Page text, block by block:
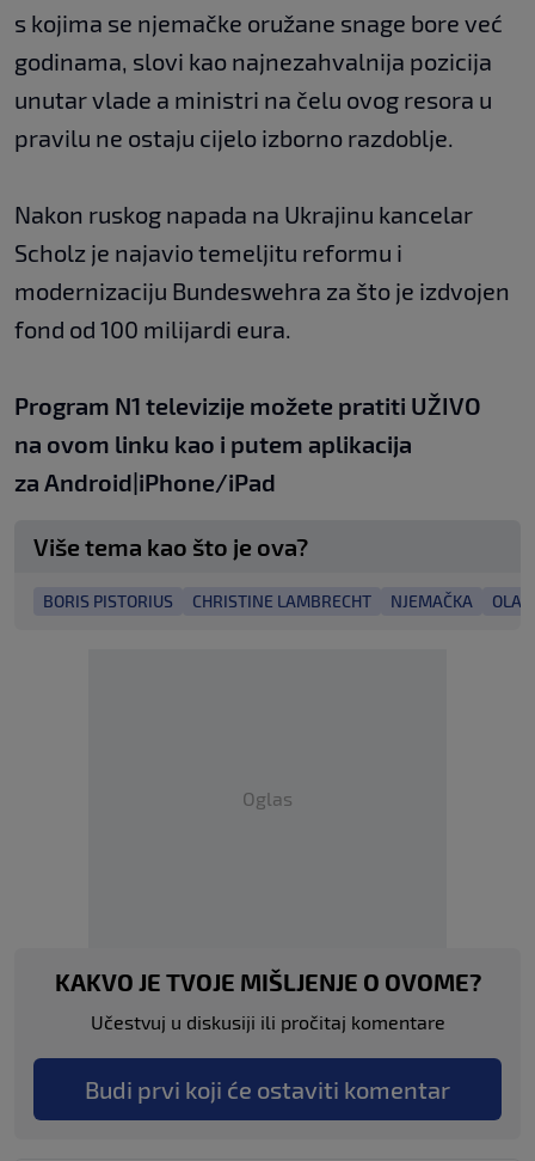
s kojima se njemačke oružane snage bore već
godinama, slovi kao najnezahvalnija pozicija
unutar vlade a ministri na čelu ovog resora u
pravilu ne ostaju cijelo izborno razdoblje.
Nakon ruskog napada na Ukrajinu kancelar
Scholz je najavio temeljitu reformu i
modernizaciju Bundeswehra za što je izdvojen
fond od 100 milijardi eura.
Program N1 televizije možete pratiti UŽIVO
na ovom linku kao i putem aplikacija
za Android|iPhone/iPad
Više tema kao što je ova?
BORIS PISTORIUS CHRISTINE LAMBRECHT NJEMAČKA OLAF
Oglas
KAKVO JE TVOJE MIŠLJENJE O OVOME?
Učestvuj u diskusiji ili pročitaj komentare
Budi prvi koji će ostaviti komentar